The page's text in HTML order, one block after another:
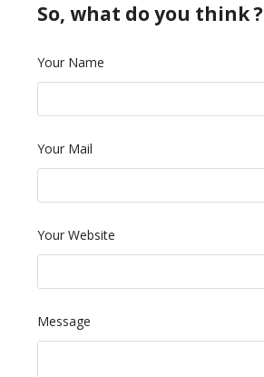
So, what do you think ?
Your Name
Your Mail
Your Website
Message